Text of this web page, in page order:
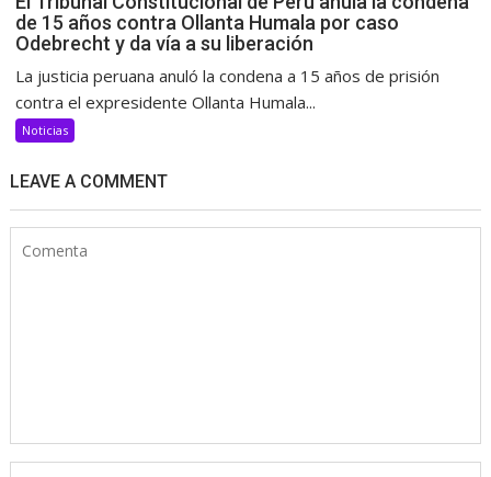
de 15 años contra Ollanta Humala por caso
Odebrecht y da vía a su liberación
La justicia peruana anuló la condena a 15 años de prisión
contra el expresidente Ollanta Humala...
Noticias
LEAVE A COMMENT